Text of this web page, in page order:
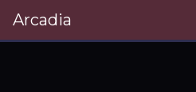
Arcadia